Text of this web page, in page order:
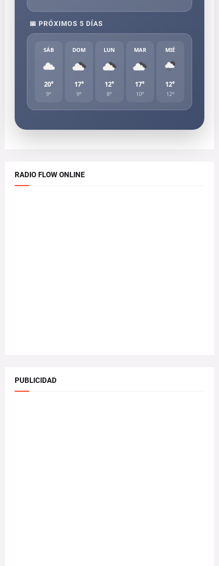
📅 PRÓXIMOS 5 DÍAS
SÁB
20°
9°
DOM
17°
9°
LUN
12°
8°
MAR
17°
10°
MIÉ
12°
12°
RADIO FLOW ONLINE
PUBLICIDAD